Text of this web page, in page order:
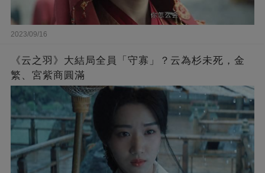
2023/09/16
《云之羽》大結局全員「守寡」？云為杉未死，金
繁、宮紫商圓滿